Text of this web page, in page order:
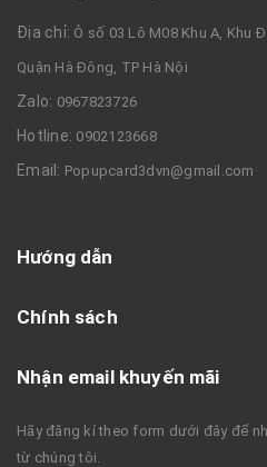
Địa chỉ: Ô số 03 Lô M08 Khu A, Khu
Quận Hà Đông, TP Hà Nội
Zalo: 0967823726
Hotline: 0902123668
Email: Popupcard3dvn@gmail.com
Hướng dẫn
Chính sách
Nhận email khuyến mãi
Hãy đăng kí theo form dưới đây để
từ chúng tôi.